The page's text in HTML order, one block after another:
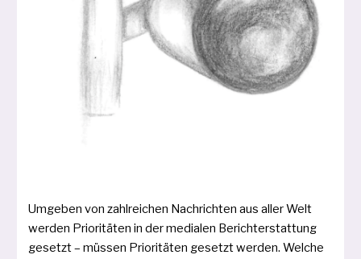
Umgeben von zahl­rei­chen Nachrichten aus aller Welt
wer­den Prioritäten in der media­len Berichterstattung
gesetzt – müs­sen Prioritäten gesetzt wer­den. Welche